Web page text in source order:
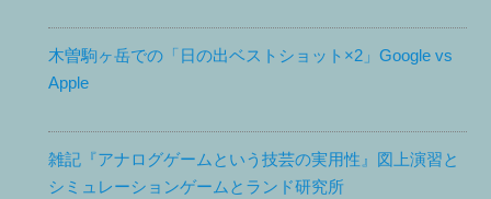
木曽駒ヶ岳での「日の出ベストショット×2」Google vs
Apple
雑記『アナログゲームという技芸の実用性』図上演習と
シミュレーションゲームとランド研究所